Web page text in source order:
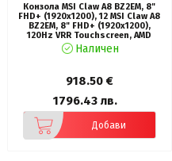
Конзола MSI Claw A8 BZ2EM, 8"
FHD+ (1920x1200), 12 MSI Claw A8
BZ2EM, 8" FHD+ (1920x1200),
120Hz VRR Touchscreen, AMD
Ryzen Z2 Extreme, AMD Radeon
890M, 24GB LPDDR5x , 1 TB M.2
7+BT5.4, 2x TB 4, MicroSD,
Наличен
918.50 €
1796.43 лв.
Добави